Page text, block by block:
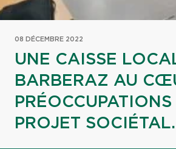
08 DÉCEMBRE 2022
UNE CAISSE
BARBERAZ AU
PRÉOCCUPATIONS
PROJET SOCIÉTAL.